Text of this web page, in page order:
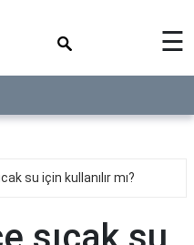
☰
su için kullanılır mı?